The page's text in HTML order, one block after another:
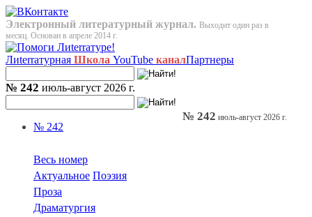
Электронный литературный журнал. Выходит один раз в
месяц. Основан в апреле 2014 г.
Лиterraтурная Школа YouTube каналПартнеры
№ 242 июль-август 2026 г.
№ 242
Весь номер
Актуальное Поэзия
Проза
Драматургия
№ 242 июль-август 2026 г.